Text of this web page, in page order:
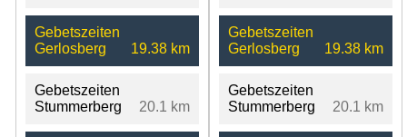
Gebetszeiten
Gerlosberg
19.38 km
Gebetszeiten
Stummerberg
20.1 km
Gebetszeiten
Gerlosberg
19.38 km
Gebetszeiten
Stummerberg
20.1 km